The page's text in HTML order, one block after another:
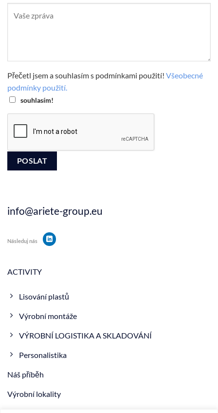
ACTIVITY
Lisování plastů
Výrobní montáže
VÝROBNÍ LOGISTIKA A SKLADOVÁNÍ
Personalistika
Náš příběh
Výrobní lokality
Přečetl jsem a souhlasím s podmínkami použití! Všeobecné
podmínky použití.
souhlasím!
info@ariete-group.eu
Následuj nás